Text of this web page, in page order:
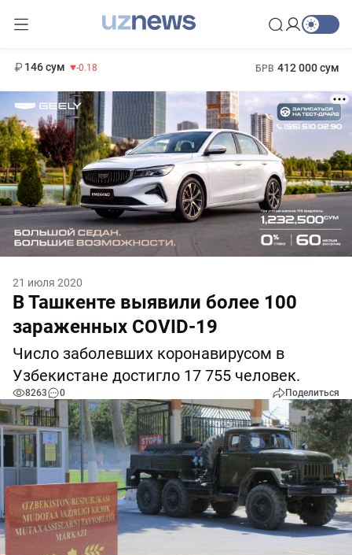
146 сум -0.18 БРВ 412 000 сум
21 июля 2020
В Ташкенте выявили более 100
зараженных COVID-19
Число заболевших коронавирусом в
Узбекистане достигло 17 755 человек.
8263 0 Поделиться